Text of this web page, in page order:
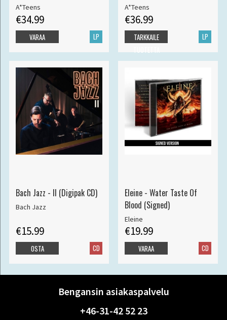
A*Teens
€34.99
LP
VARAA
A*Teens
€36.99
LP
TARKKAILE
Bach Jazz - II (Digipak CD)
Bach Jazz
€15.99
CD
OSTA
Eleine - Water Taste Of
Blood (Signed)
Eleine
€19.99
CD
VARAA
Bengansin asiakaspalvelu
+46-31-42 52 23